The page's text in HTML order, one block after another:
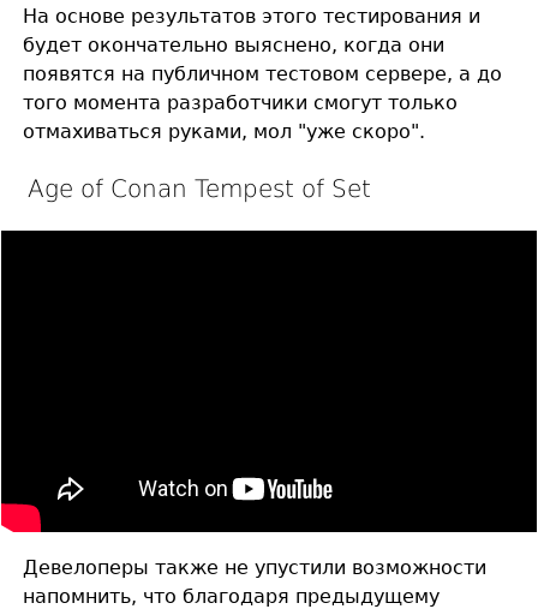
На основе результатов этого тестирования и
будет окончательно выяснено, когда они
появятся на публичном тестовом сервере, а до
того момента разработчики смогут только
отмахиваться руками, мол "уже скоро".
Age of Conan Tempest of Set
Девелоперы также не упустили возможности
напомнить, что благодаря предыдущему